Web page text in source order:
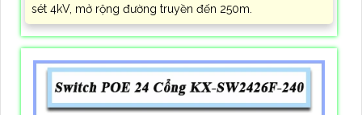
sét 4kV, mở rộng đường truyền đến 250m.